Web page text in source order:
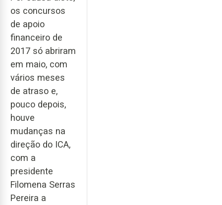
os concursos
de apoio
financeiro de
2017 só abriram
em maio, com
vários meses
de atraso e,
pouco depois,
houve
mudanças na
direção do ICA,
com a
presidente
Filomena Serras
Pereira a